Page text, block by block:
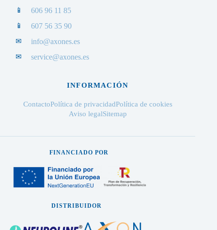
📱 606 96 11 85
📱 607 56 35 90
✉ info@axones.es
✉ service@axones.es
INFORMACIÓN
ContactoPolítica de privacidadPolítica de cookies
Aviso legalSitemap
FINANCIADO POR
DISTRIBUIDOR